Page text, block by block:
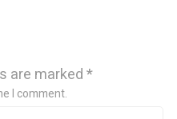
are marked*
I comment.